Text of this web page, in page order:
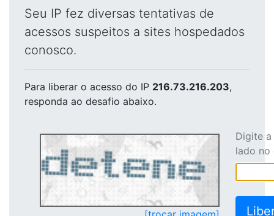
Seu IP fez diversas tentativas de
acessos suspeitos a sites hospedados
conosco.
Para liberar o acesso do IP 216.73.216.203,
responda ao desafio abaixo.
Digite
lado no